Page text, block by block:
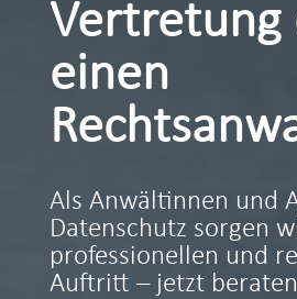
Vertretung
einen
Als Anwältinnen und
Datenschutz sorgen
professionellen und
Auftritt – jetzt